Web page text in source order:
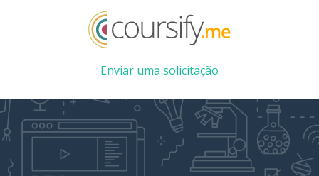
Enviar uma solicitação